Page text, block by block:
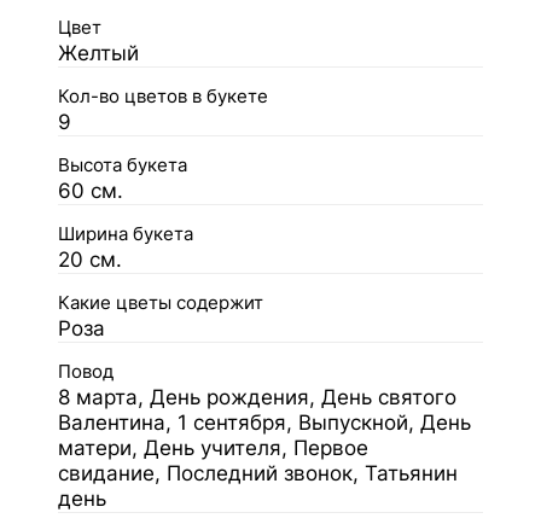
Цвет
Желтый
Кол-во цветов в букете
9
Высота букета
60 см.
Ширина букета
20 см.
Какие цветы содержит
Роза
Повод
8 марта, День рождения, День святого
Валентина, 1 сентября, Выпускной, День
матери, День учителя, Первое
свидание, Последний звонок, Татьянин
день